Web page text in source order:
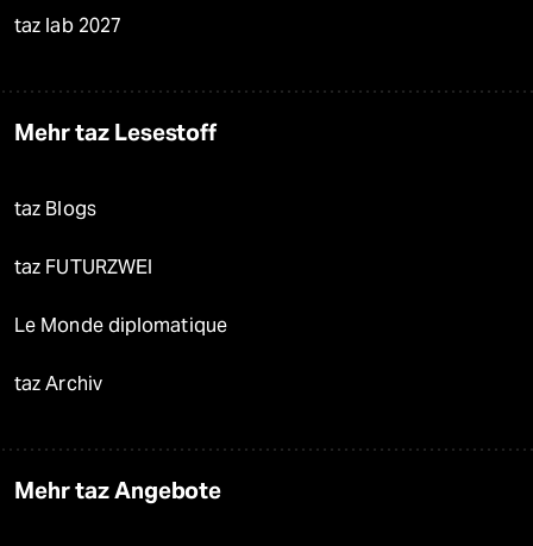
taz lab 2027
Mehr taz Lesestoff
taz Blogs
taz FUTURZWEI
Le Monde diplomatique
taz Archiv
Mehr taz Angebote